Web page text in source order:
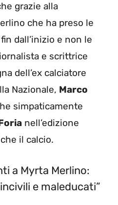
grazie alla
che ha preso le
dall’inizio e non le
e scrittrice
dell’ex calciatore
Nazionale, Marco
simpaticamente
nell’edizione
il calcio.
a Myrta Merlino:
e maleducati”